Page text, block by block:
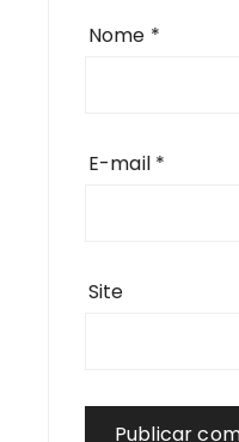
Nome *
E-mail *
Site